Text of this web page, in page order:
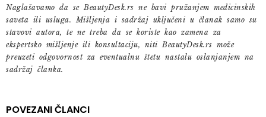
Naglašavamo da se BeautyDesk.rs ne bavi pružanjem medicinskih
saveta ili usluga. Mišljenja i sadržaj uključeni u članak samo su
stavovi autora, te ne treba da se koriste kao zamena za
ekspertsko mišljenje ili konsultaciju, niti BeautyDesk.rs može
preuzeti odgovornost za eventualnu štetu nastalu oslanjanjem na
sadržaj članka.
POVEZANI ČLANCI